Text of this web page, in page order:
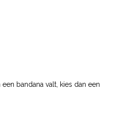
bandana valt, kies dan een